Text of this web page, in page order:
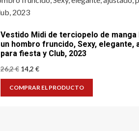
Vestido Midi de terciopelo de manga
un hombro fruncido, Sexy, elegante,
para fiesta y Club, 2023
26,2€ El
original
14,2 €El
actual
COMPRAR EL PRODUCTO